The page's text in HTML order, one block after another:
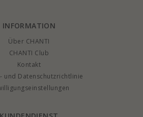
INFORMATION
Über CHANTI
CHANTI Club
Kontakt
und Datenschutzrichtlinie